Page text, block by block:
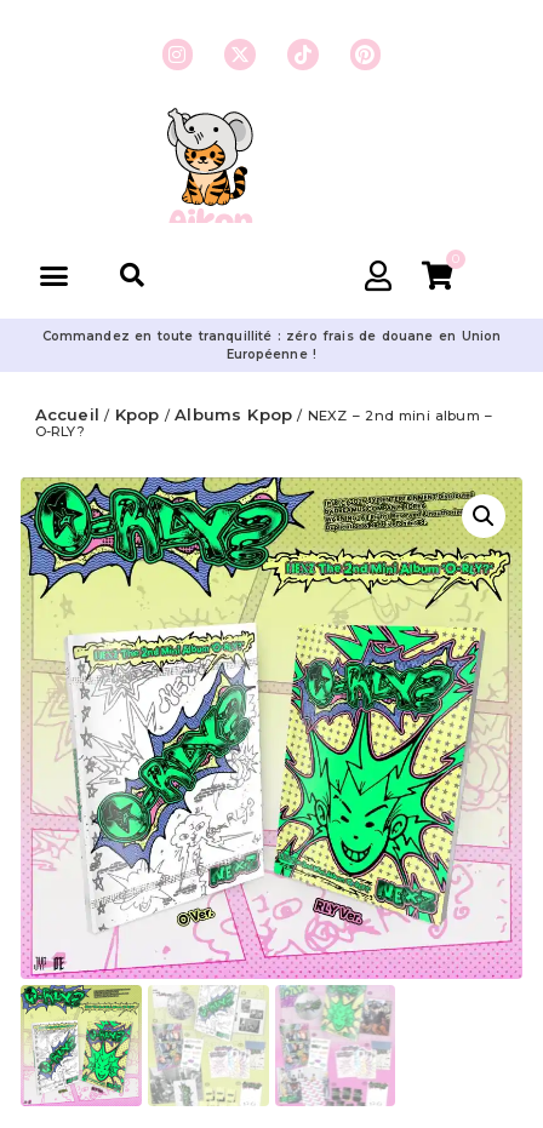
0
Commandez en toute tranquillité : zéro frais de douane en Union
Européenne !
Accueil / Kpop /Albums Kpop/ NEXZ – 2nd mini album –
O-RLY?